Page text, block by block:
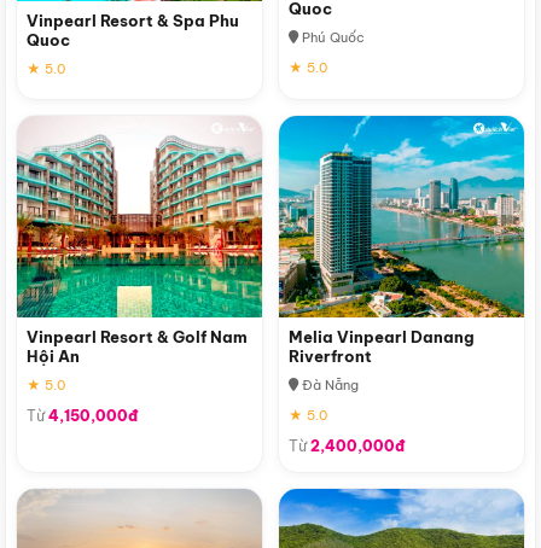
Vinpearl Resort & Spa Phu
Quoc
★ 5.0
Quoc
Phú Quốc
★ 5.0
Vinpearl Resort & Golf Nam
Hội An
★ 5.0
Từ4,150,000đ
Melia Vinpearl Danang
Riverfront
Đà Nẵng
★ 5.0
Từ2,400,000đ